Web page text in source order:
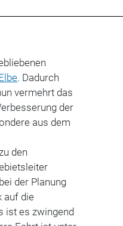
. Dadurch
vermehrt das
der
aus dem
den
der Planung
auf die
ist es zwingend